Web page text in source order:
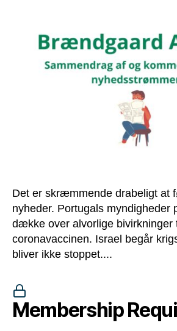
Det er skræmmende drabeligt at
nyheder. Portugals myndigheder
dække over alvorlige bivirkninger
coronavaccinen. Israel begår
bliver ikke stoppet....
Membership